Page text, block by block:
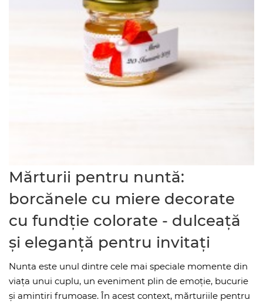
Mărturii pentru nuntă:
borcănele cu miere decorate
cu fundție colorate - dulceață
și eleganță pentru invitați
Nunta este unul dintre cele mai speciale momente din
viața unui cuplu, un eveniment plin de emoție, bucurie
și amintiri frumoase. În acest context, mărturiile pentru